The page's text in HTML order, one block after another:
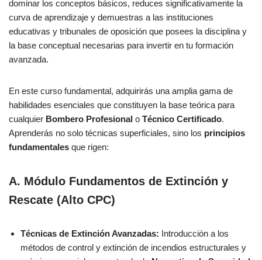
dominar los conceptos básicos, reduces significativamente la
curva de aprendizaje y demuestras a las instituciones
educativas y tribunales de oposición que posees la disciplina y
la base conceptual necesarias para invertir en tu formación
avanzada.
En este curso fundamental, adquirirás una amplia gama de
habilidades esenciales que constituyen la base teórica para
cualquier Bombero Profesional o Técnico Certificado.
Aprenderás no solo técnicas superficiales, sino los principios
fundamentales que rigen:
A. Módulo Fundamentos de Extinción y
Rescate (Alto CPC)
Técnicas de Extinción Avanzadas: Introducción a los
métodos de control y extinción de incendios estructurales y